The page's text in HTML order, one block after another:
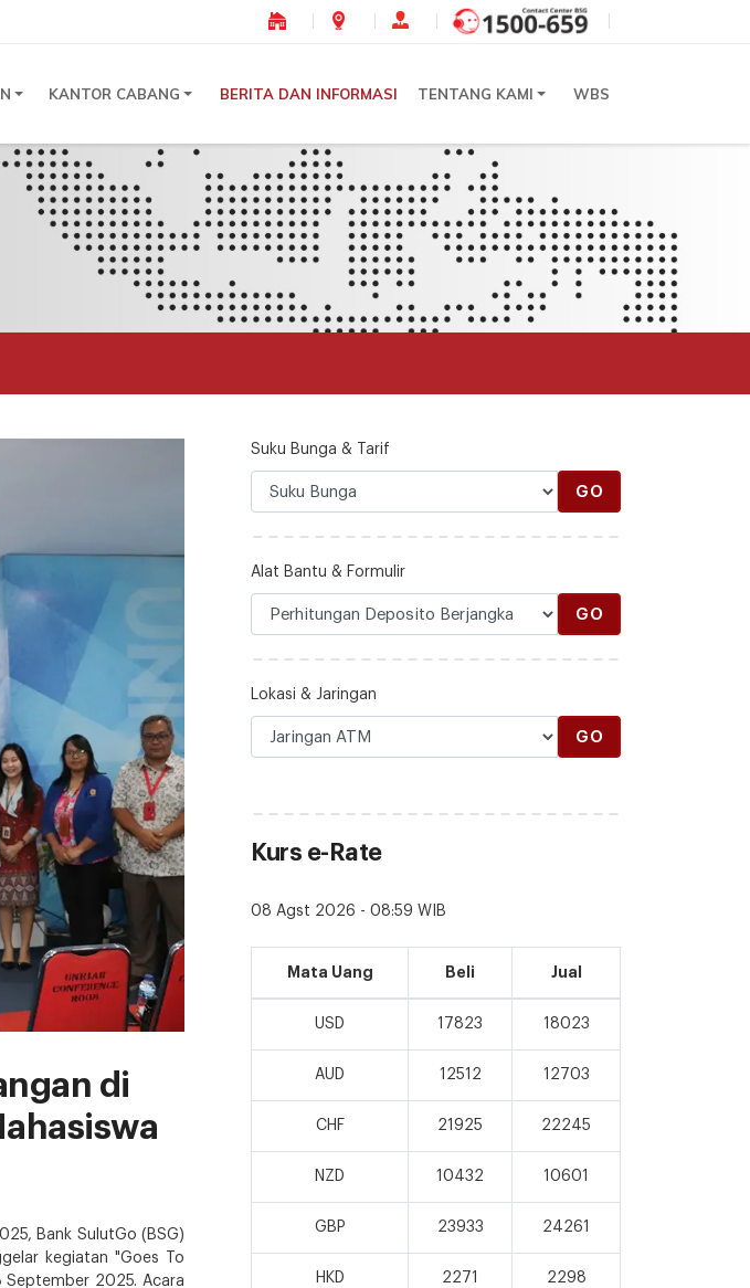
KANTOR CABANG BERITA DAN INFORMASI TENTANG KAMI WBS
di
Bank SulutGo (BSG)
kegiatan "Goes To
September 2025. Acara
Suku Bunga & Tarif
GO
Alat Bantu & Formulir
GO
Lokasi & Jaringan
GO
Kurs e-Rate
08 Agst 2026 - 08:59 WIB
Mata Uang Beli Jual
USD 17823 18023
AUD 12512 12703
CHF 21925 22245
NZD 10432 10601
GBP 23933 24261
HKD 2271 2298